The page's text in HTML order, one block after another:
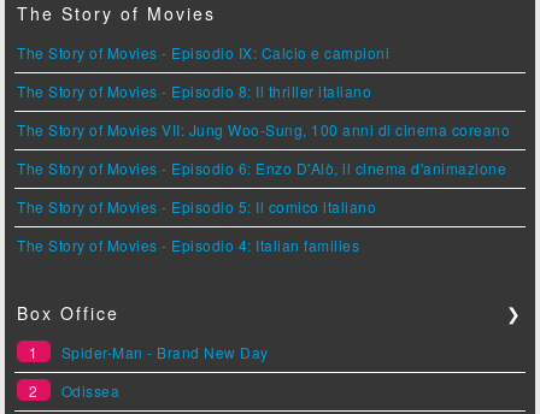
The Story of Movies
The Story of Movies - Episodio IX: Calcio e campioni
The Story of Movies - Episodio 8: Il thriller italiano
The Story of Movies VII: Jung Woo-Sung, 100 anni di cinema coreano
The Story of Movies - Episodio 6: Enzo D'Alò, il cinema d'animazione
The Story of Movies - Episodio 5: Il comico italiano
The Story of Movies - Episodio 4: Italian families
Box Office ❯
1
Spider-Man - Brand New Day
2
Odissea